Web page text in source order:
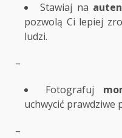
Stawiaj na
pozwolą Ci lepiej
ludzi.
–
Fotografuj
uchwycić prawdziwe
–